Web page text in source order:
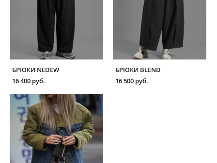
БРЮКИ NEDEW
16 400 pуб.
БРЮКИ BLEND
16 500 pуб.